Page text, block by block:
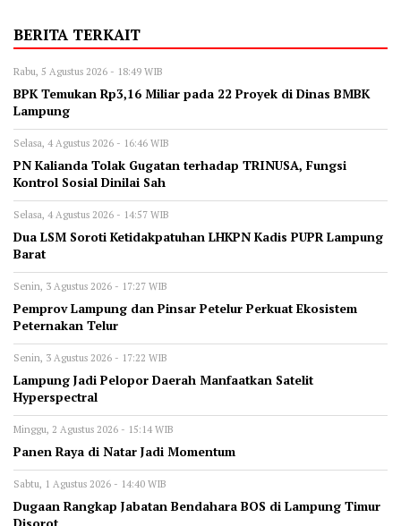
BERITA TERKAIT
Rabu, 5 Agustus 2026 - 18:49 WIB
BPK Temukan Rp3,16 Miliar pada 22 Proyek di Dinas BMBK
Lampung
Selasa, 4 Agustus 2026 - 16:46 WIB
PN Kalianda Tolak Gugatan terhadap TRINUSA, Fungsi
Kontrol Sosial Dinilai Sah
Selasa, 4 Agustus 2026 - 14:57 WIB
Dua LSM Soroti Ketidakpatuhan LHKPN Kadis PUPR Lampung
Barat
Senin, 3 Agustus 2026 - 17:27 WIB
Pemprov Lampung dan Pinsar Petelur Perkuat Ekosistem
Peternakan Telur
Senin, 3 Agustus 2026 - 17:22 WIB
Lampung Jadi Pelopor Daerah Manfaatkan Satelit
Hyperspectral
Minggu, 2 Agustus 2026 - 15:14 WIB
Panen Raya di Natar Jadi Momentum
Sabtu, 1 Agustus 2026 - 14:40 WIB
Dugaan Rangkap Jabatan Bendahara BOS di Lampung Timur